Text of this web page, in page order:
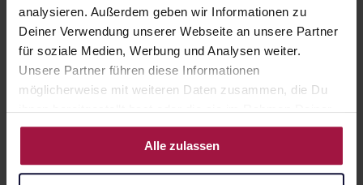
analysieren. Außerdem geben wir Informationen zu
Deiner Verwendung unserer Webseite an unsere Partner
für soziale Medien, Werbung und Analysen weiter.
Unsere Partner führen diese Informationen
möglicherweise mit weiteren Daten zusammen, die Du
ihnen bereitgestellt hast oder die sie im Rahmen Deiner
Nutzung der Dienste gesammelt haben.
Alle zulassen